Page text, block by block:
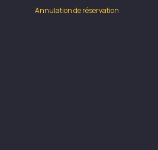
Annulation de réservation